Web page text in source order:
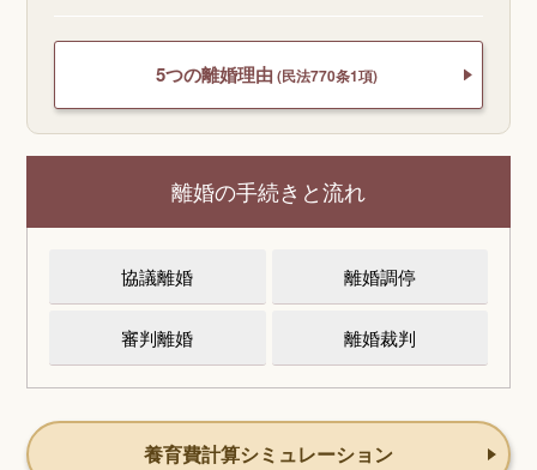
5つの離婚理由 (民法770条1項)
離婚の手続きと流れ
協議離婚 離婚調停
審判離婚 離婚裁判
養育費計算シミュレーション